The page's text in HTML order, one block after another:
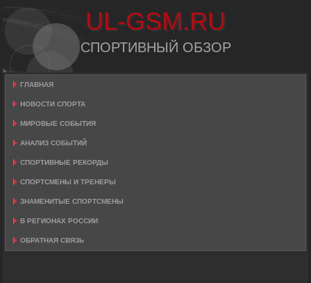
UL-GSM.RU
СПОРТИВНЫЙ ОБЗОР
ГЛАВНАЯ
НОВОСТИ СПОРТА
МИРОВЫЕ СОБЫТИЯ
АНАЛИЗ СОБЫТИЙ
СПОРТИВНЫЕ РЕКОРДЫ
СПОРТСМЕНЫ И ТРЕНЕРЫ
ЗНАМЕНИТЫЕ СПОРТСМЕНЫ
В РЕГИОНАХ РОССИИ
ОБРАТНАЯ СВЯЗЬ